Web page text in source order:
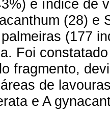
e índice de
(28) e
(177
Foi
fragmento,
de
e A